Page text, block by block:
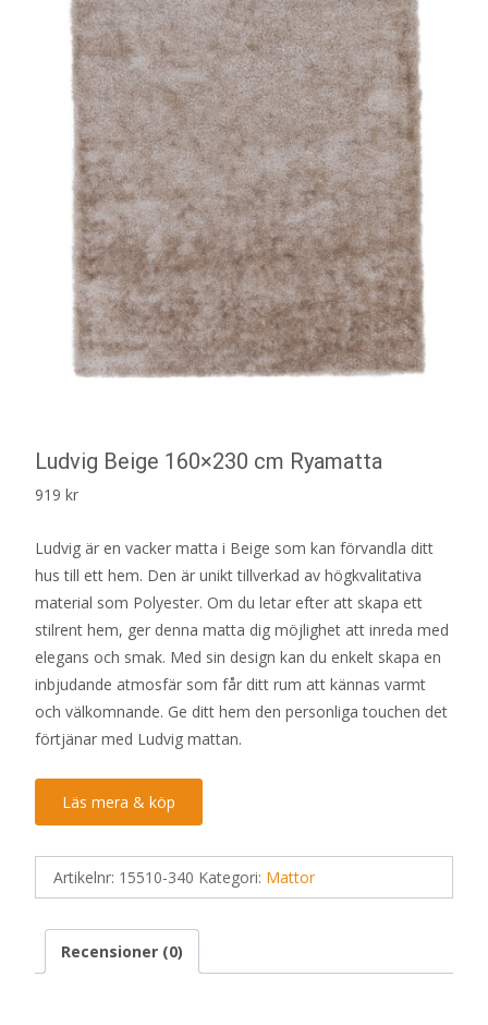
Ludvig Beige 160×230 cm Ryamatta
919 kr
Ludvig är en vacker matta i Beige som kan förvandla ditt
hus till ett hem. Den är unikt tillverkad av högkvalitativa
material som Polyester. Om du letar efter att skapa ett
stilrent hem, ger denna matta dig möjlighet att inreda med
elegans och smak. Med sin design kan du enkelt skapa en
inbjudande atmosfär som får ditt rum att kännas varmt
och välkomnande. Ge ditt hem den personliga touchen det
förtjänar med Ludvig mattan.
Läs mera & köp
Artikelnr: 15510-340 Kategori: Mattor
Recensioner (0)